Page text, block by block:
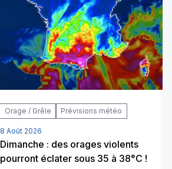
Orage / Grêle Prévisions météo
8 Août 2026
Dimanche : des orages violents
pourront éclater sous 35 à 38°C !